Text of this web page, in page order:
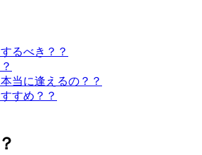
るべき？？
当に逢えるの？？
すめ？？